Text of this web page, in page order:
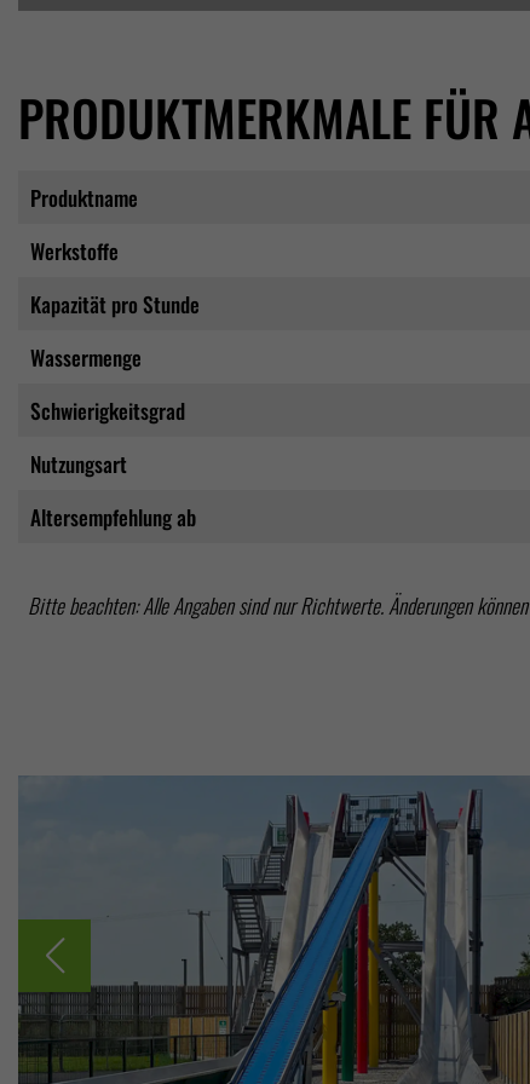
PRODUKTMERKMALE FÜR
Produktname
Werkstoffe
Kapazität pro Stunde
Wassermenge
Schwierigkeitsgrad
Nutzungsart
Altersempfehlung ab
Bitte beachten: Alle Angaben sind nur Richtwerte. Änderungen